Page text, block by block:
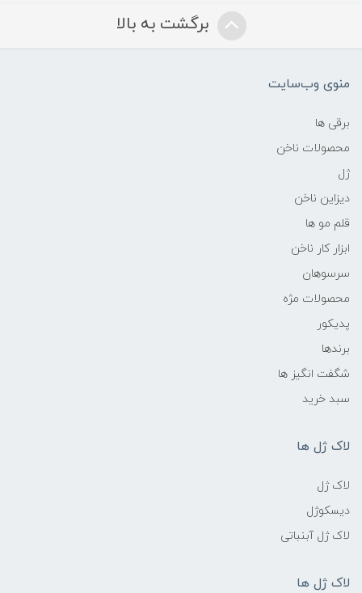
برگشت به بالا
منوی وب‌سایت
برقی ها
محصولات ناخن
ژل
دیزاین ناخن
قلم مو ها
ابزار کار ناخن
سرسوهان
محصولات مژه
پدیکور
برندها
شگفت انگیز ها
سبد خرید
لاک ژل ها
لاک ژل
دیسکوژل
لاک ژل آبنباتی
لاک ژل ها